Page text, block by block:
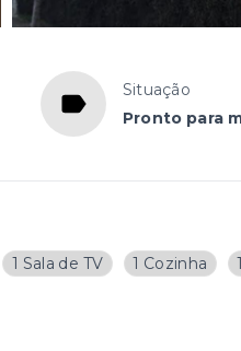
Situação
Pronto para
1 Sala de TV 1 Cozinha